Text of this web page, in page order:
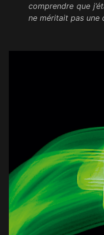
comprendre que
ne méritait pas une